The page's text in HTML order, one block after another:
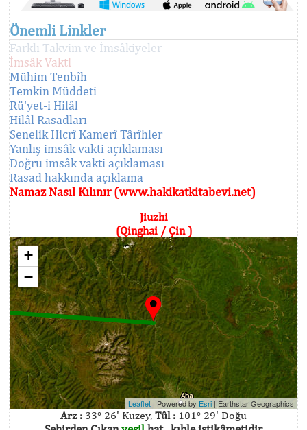
Önemli Linkler
Farklı Takvim ve İmsâkiyeler
İmsâk Vakti
Mühim Tenbîh
Temkin Müddeti
Rü'yet-i Hilâl
Hilâl Rasadları
Senelik Hicrî Kamerî Târîhler
Yanlış imsâk vakti açıklaması
Doğru imsâk vakti açıklaması
Rasad hakkında açıklama
Namaz Nasıl Kılınır (www.hakikatkitabevi.net)
Jiuzhi
(Qinghai / Çin )
+
−
Leaflet | Powered by Esri | Earthstar Geographics
Arz : 33° 26' Kuzey, Tûl : 101° 29' Doğu